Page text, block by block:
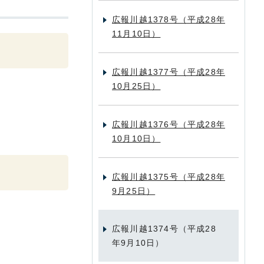
広報川越1378号（平成28年
11月10日）
広報川越1377号（平成28年
10月25日）
広報川越1376号（平成28年
10月10日）
広報川越1375号（平成28年
9月25日）
広報川越1374号（平成28
年9月10日）